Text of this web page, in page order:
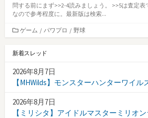
問する前にまず>>2-4読みましょう。 >>5は査定
なので参考程度に。最新版は検索...
カ
テ
リ
ー
ゲーム / パワプロ / 野球
新着スレッド
2026年8月7日
【MHWilds】モンスターハンターワイル
2026年8月7日
【ミリシタ】アイドルマスターミリオ